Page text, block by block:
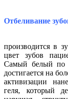
Отбеливание
производится в
цвет зубов
Самый белый по
достигается на
активизации
геля, который